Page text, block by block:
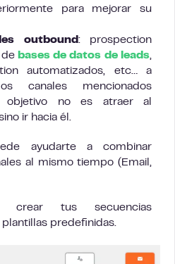
para mejorar su
outbound : prospection
de bases de datos de leads,
automatizados, etc… a
canales mencionados
objetivo no es atraer al
ir hacia él.
ayudarte a combinar
al mismo tiempo (Email,
crear tus secuencias
predefinidas.